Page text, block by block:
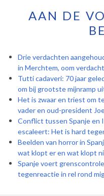
AAN DE
Drie verdachten
in Merchtem, oom
Tutti cadaveri: 70 jaar
om bij grootste mijnramp
Het is zwaar en triest om
vader en oud-president
Conflict tussen Spanje en
escaleert: Het is hard
Beelden van horror in
wat klopt er en wat klopt
Spanje voert
tegenreactie in rel rond